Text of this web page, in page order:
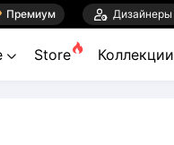
Премиум  Дизайнеры
 Store Коллекции